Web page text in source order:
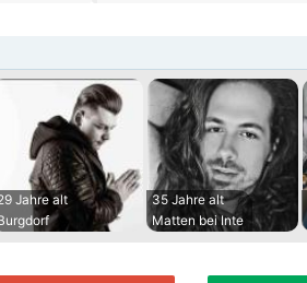
Jahre alt
35 Jahre alt
Matten bei Inte